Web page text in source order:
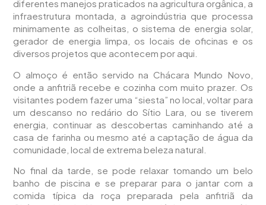
diferentes manejos praticados na agricultura orgânica, a
infraestrutura montada, a agroindústria que processa
minimamente as colheitas, o sistema de energia solar,
gerador de energia limpa, os locais de oficinas e os
diversos projetos que acontecem por aqui.
O almoço é então servido na Chácara Mundo Novo,
onde a anfitriã recebe e cozinha com muito prazer. Os
visitantes podem fazer uma “siesta” no local, voltar para
um descanso no redário do Sítio Lara, ou se tiverem
energia, continuar as descobertas caminhando até a
casa de farinha ou mesmo até a captação de água da
comunidade, local de extrema beleza natural.
No final da tarde, se pode relaxar tomando um belo
banho de piscina e se preparar para o jantar com a
comida típica da roça preparada pela anfitriã da